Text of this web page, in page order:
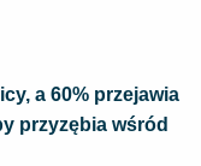
a 60% przejawia
przyzębia wśród